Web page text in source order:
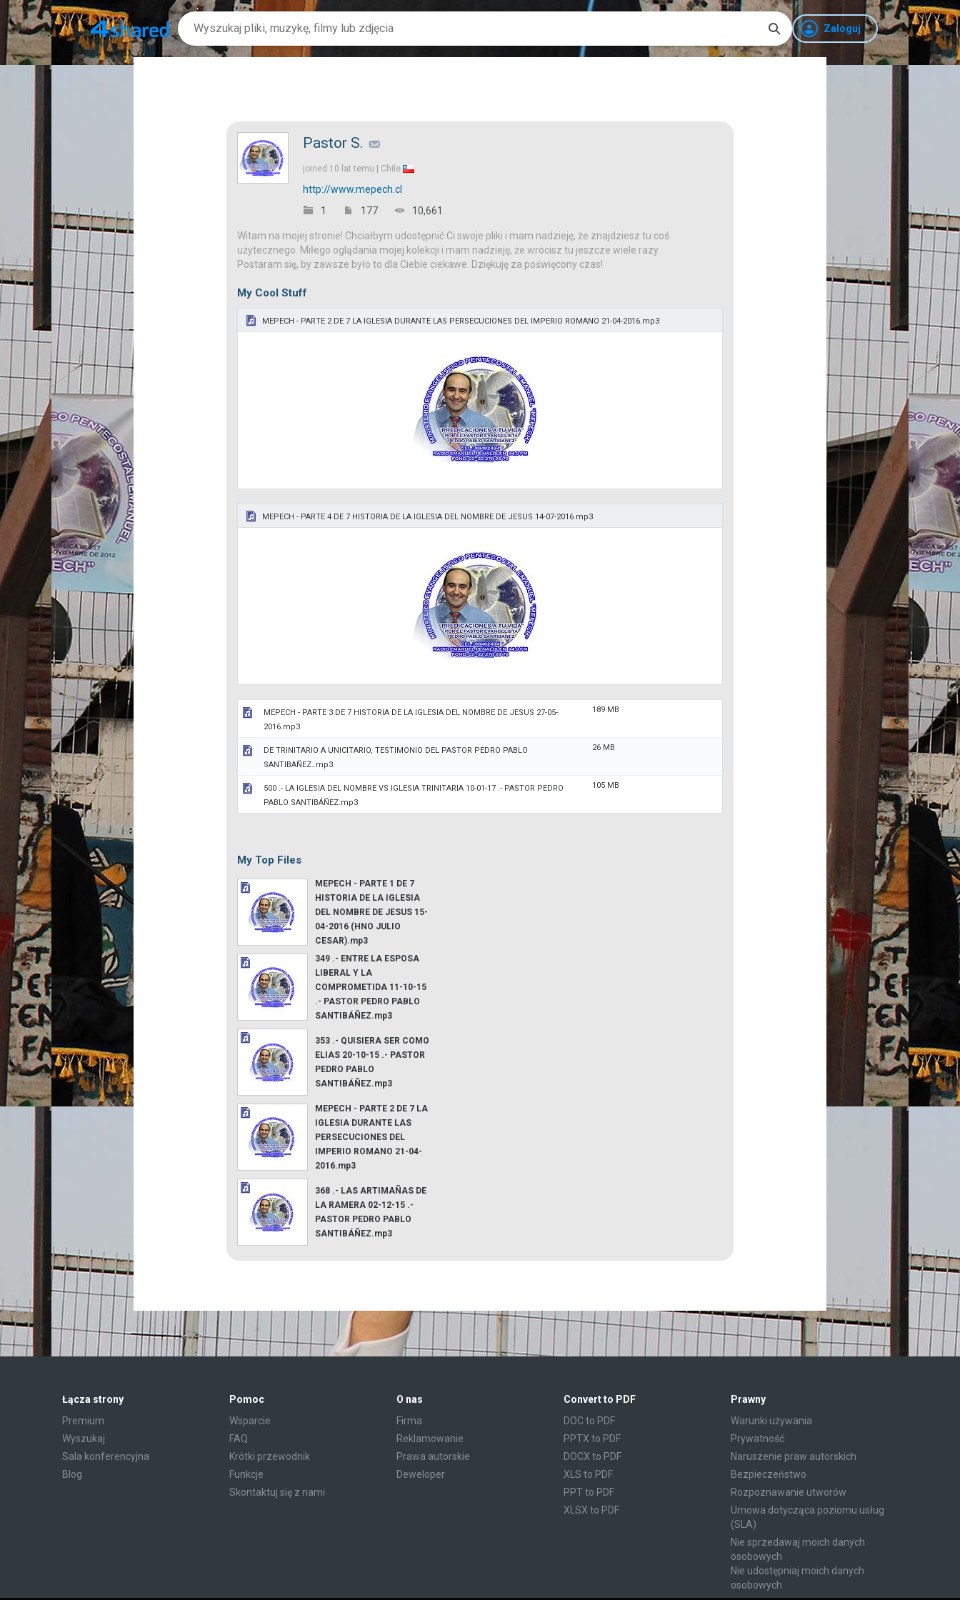
Zaloguj
Pastor S.
joined 10 lat temu | Chile
http://www.mepech.cl
1
177 10,661
Witam na mojej stronie! Chciałbym udostępnić Ci swoje pliki i mam nadzieję, że znajdziesz tu coś
użytecznego. Miłego oglądania mojej kolekcji i mam nadzieję, że wrócisz tu jeszcze wiele razy.
Postaram się, by zawsze było to dla Ciebie ciekawe. Dziękuję za poświęcony czas!
My Cool Stuff
MEPECH - PARTE 2 DE 7 LA IGLESIA DURANTE LAS PERSECUCIONES DEL IMPERIO ROMANO 21-04-2016.mp3
MEPECH - PARTE 4 DE 7 HISTORIA DE LA IGLESIA DEL NOMBRE DE JESUS 14-07-2016.mp3
MEPECH - PARTE 3 DE 7 HISTORIA DE LA IGLESIA DEL NOMBRE DE JESUS 27-05-
2016.mp3
189 MB
DE TRINITARIO A UNICITARIO, TESTIMONIO DEL PASTOR PEDRO PABLO
SANTIBAÑEZ..mp3
26 MB
500 .- LA IGLESIA DEL NOMBRE VS IGLESIA TRINITARIA 10-01-17 .- PASTOR PEDRO
PABLO SANTIBÁÑEZ.mp3
105 MB
My Top Files
MEPECH - PARTE 1 DE 7
HISTORIA DE LA IGLESIA
DEL NOMBRE DE JESUS 15-
04-2016 (HNO JULIO
CESAR).mp3
349 .- ENTRE LA ESPOSA
LIBERAL Y LA
COMPROMETIDA 11-10-15
.- PASTOR PEDRO PABLO
SANTIBÁÑEZ.mp3
353 .- QUISIERA SER COMO
ELIAS 20-10-15 .- PASTOR
PEDRO PABLO
SANTIBÁÑEZ.mp3
MEPECH - PARTE 2 DE 7 LA
IGLESIA DURANTE LAS
PERSECUCIONES DEL
IMPERIO ROMANO 21-04-
2016.mp3
368 .- LAS ARTIMAÑAS DE
LA RAMERA 02-12-15 .-
PASTOR PEDRO PABLO
SANTIBÁÑEZ.mp3
Łącza strony
Premium
Wyszukaj
Sala konferencyjna
Blog
Pomoc
Wsparcie
FAQ
Krótki przewodnik
Funkcje
Skontaktuj się z nami
O nas
Firma
Reklamowanie
Prawa autorskie
Deweloper
Convert to PDF
DOC to PDF
PPTX to PDF
DOCX to PDF
XLS to PDF
PPT to PDF
XLSX to PDF
Prawny
Warunki używania
Prywatność
Naruszenie praw autorskich
Bezpieczeństwo
Rozpoznawanie utworów
Umowa dotycząca poziomu usług
(SLA)
Nie sprzedawaj moich danych
osobowych
Nie udostępniaj moich danych
osobowych